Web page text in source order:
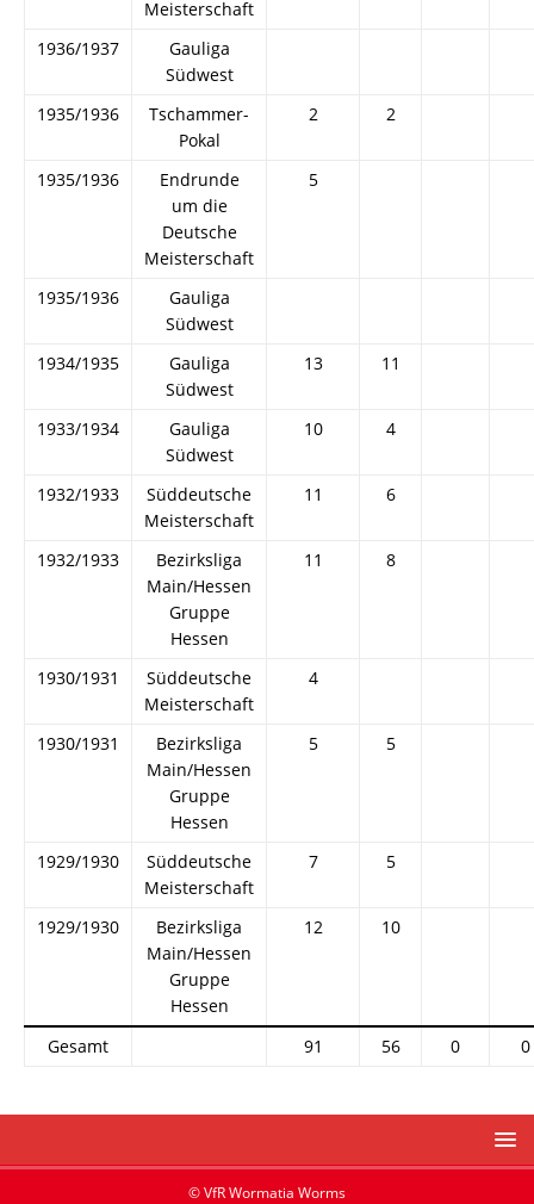
Meisterschaft
1936/1937
Gauliga
Südwest
1935/1936
Tschammer-
Pokal
2 2
1935/1936
Endrunde
um die
Deutsche
Meisterschaft
5
1935/1936
Gauliga
Südwest
1934/1935
Gauliga
Südwest
13 11
1933/1934
Gauliga
Südwest
10 4
1932/1933
Süddeutsche
Meisterschaft
11 6
1932/1933
Bezirksliga
Main/Hessen
Gruppe
Hessen
11 8
1930/1931
Süddeutsche
Meisterschaft
4
1930/1931
Bezirksliga
Main/Hessen
Gruppe
Hessen
5 5
1929/1930
Süddeutsche
Meisterschaft
7 5
1929/1930
Bezirksliga
Main/Hessen
Gruppe
Hessen
12 10
Gesamt 91 56 0 0
© VfR Wormatia Worms